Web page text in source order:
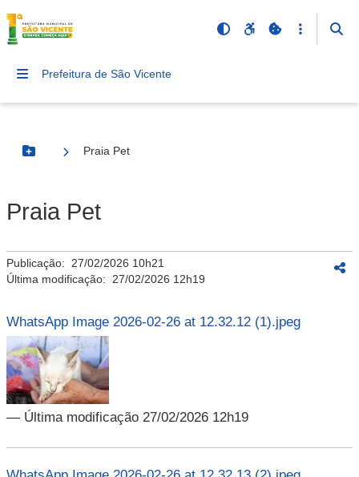
Prefeitura de São Vicente
Botão Menu
Praia Pet
Praia Pet
Publicação: 27/02/2026 10h21
Última modificação: 27/02/2026 12h19
WhatsApp Image 2026-02-26 at 12.32.12 (1).jpeg
— Última modificação 27/02/2026 12h19